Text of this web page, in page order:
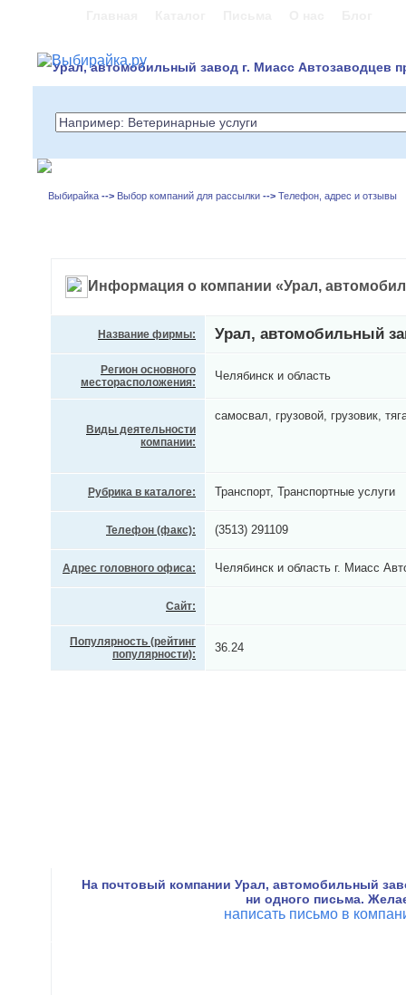
Урал, автомобильный завод г. Миасс Автозаводцев
Выбирайка --> Выбор компаний для рассылки --> Телефон, адрес и отзывы
Информация о компании «Урал,
Название фирмы: Урал, автомобильный
Регион основного
месторасположения:
Челябинск и область
Виды деятельности
компании:
самосвал, грузовой, грузовик,
Рубрика в каталоге: Транспорт, Транспортные услуги
Телефон (факс): (3513) 291109
Адрес головного офиса: Челябинск и область г. Миасс
Сайт:
Популярность (рейтинг
популярности):
36.24
На почтовый компании Урал, автомобильный
ни одного письма.
написать письмо в